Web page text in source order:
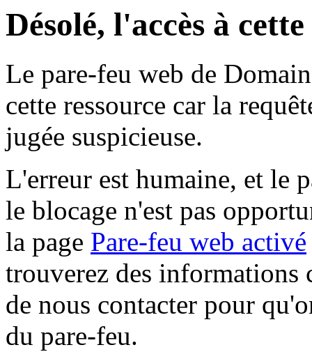
Désolé, l'accès à
Le pare-feu web de
cette ressource car la
jugée suspicieuse.
L'erreur est humaine, et le
le blocage n'est pas
la page Pare-feu web activé
trouverez des informations
de nous contacter pour
du pare-feu.